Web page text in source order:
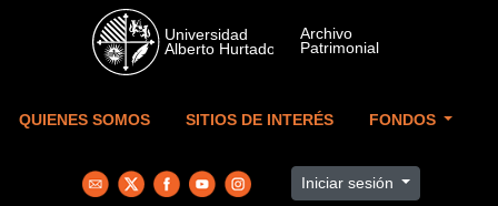
Skip to main content
QUIENES SOMOS SITIOS DE INTERÉS FONDOS
Iniciar sesión